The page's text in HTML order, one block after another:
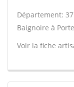
Département: 37
Baignoire à
Voir la fiche